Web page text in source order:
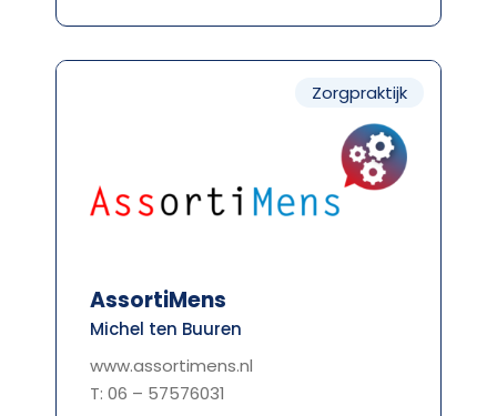
Zorgpraktijk
AssortiMens
Michel ten Buuren
www.assortimens.nl
T: 06 – 57576031